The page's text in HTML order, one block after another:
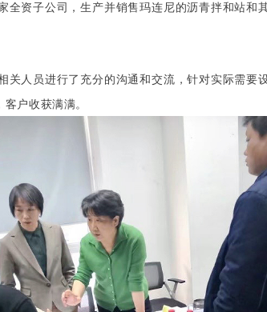
全资子公司，生产并销售玛连尼的沥青拌和站和
关人员进行了充分的沟通和交流，针对实际需要
户收获满满。